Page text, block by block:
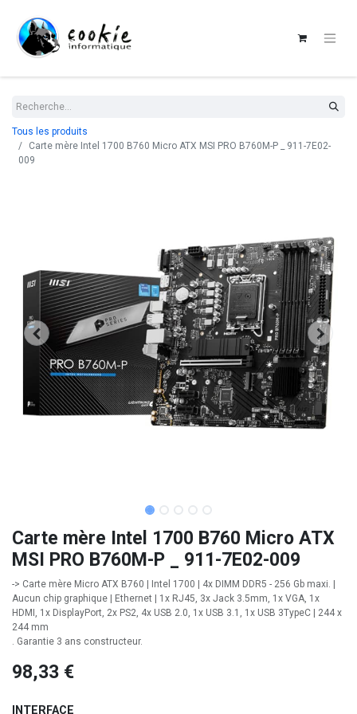
Tous les produits
Carte mère Intel 1700 B760 Micro ATX MSI PRO B760M-P _ 911-7E02-
009
Carte mère Intel 1700 B760 Micro ATX
MSI PRO B760M-P _ 911-7E02-009
-> Carte mère Micro ATX B760 | Intel 1700 | 4x DIMM DDR5 - 256 Gb maxi. |
Aucun chip graphique | Ethernet | 1x RJ45, 3x Jack 3.5mm, 1x VGA, 1x
HDMI, 1x DisplayPort, 2x PS2, 4x USB 2.0, 1x USB 3.1, 1x USB 3TypeC | 244 x
244 mm
. Garantie 3 ans constructeur.
98,33 €
INTERFACE